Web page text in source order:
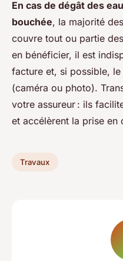
En cas de dégât des
bouchée, la majorité
couvre tout ou partie
en bénéficier, il est
facture et, si possible,
(caméra ou photo).
votre assureur : ils
et accélèrent la prise en
Travaux